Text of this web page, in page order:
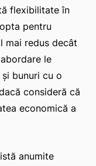
flexibilitate în
pentru
mai redus decât
le
bunuri cu o
consideră că
economică a
anumite